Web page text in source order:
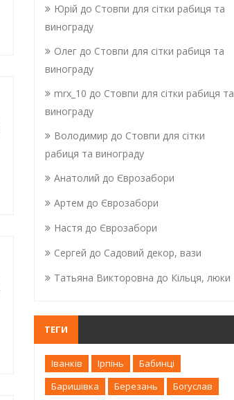
Юрій до Стовпи для сітки рабиця та
винограду
Олег до Стовпи для сітки рабиця та
винограду
mrx_10 до Стовпи для сітки рабиця та
винограду
Володимир до Стовпи для сітки
рабиця та винограду
Анатолий до Єврозабори
Артем до Єврозабори
Настя до Єврозабори
Сергей до Садовий декор, вази
Татьяна Викторовна до Кільця, люки
ТЕГИ
Іванків Ірпінь
Бабинці
Баришівка
Березань
Богуслав